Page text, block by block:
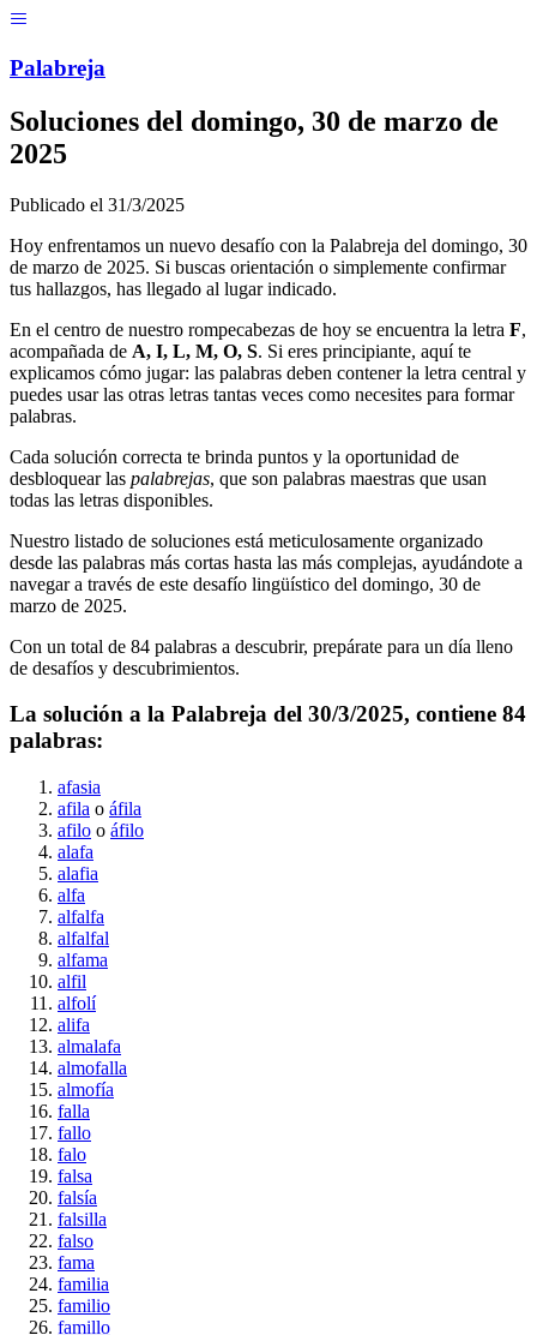
Palabreja
Soluciones del domingo, 30 de marzo de
2025
Publicado el 31/3/2025
Hoy enfrentamos un nuevo desafío con la Palabreja del domingo, 30
de marzo de 2025. Si buscas orientación o simplemente confirmar
tus hallazgos, has llegado al lugar indicado.
En el centro de nuestro rompecabezas de hoy se encuentra la letra F,
acompañada de A, I, L, M, O, S. Si eres principiante, aquí te
explicamos cómo jugar: las palabras deben contener la letra central y
puedes usar las otras letras tantas veces como necesites para formar
palabras.
Cada solución correcta te brinda puntos y la oportunidad de
desbloquear las palabrejas, que son palabras maestras que usan
todas las letras disponibles.
Nuestro listado de soluciones está meticulosamente organizado
desde las palabras más cortas hasta las más complejas, ayudándote a
navegar a través de este desafío lingüístico del domingo, 30 de
marzo de 2025.
Con un total de 84 palabras a descubrir, prepárate para un día lleno
de desafíos y descubrimientos.
La solución a la Palabreja del 30/3/2025, contiene 84
palabras:
afasia
afila o áfila
afilo o áfilo
alafa
alafia
alfa
alfalfa
alfalfal
alfama
alfil
alfolí
alifa
almalafa
almofalla
almofía
falla
fallo
falo
falsa
falsía
falsilla
falso
fama
familia
familio
famillo